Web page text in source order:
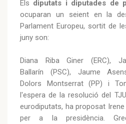
Els diputats i diputades de
ocuparan un seient en la
Parlament Europeu, sortit de
juny son:
Diana Riba Giner (ERC),
Ballarín (PSC), Jaume
Dolors Montserrat (PP) i
l'espera de la resolució del
eurodiputats, ha proposat
per a la presidència.